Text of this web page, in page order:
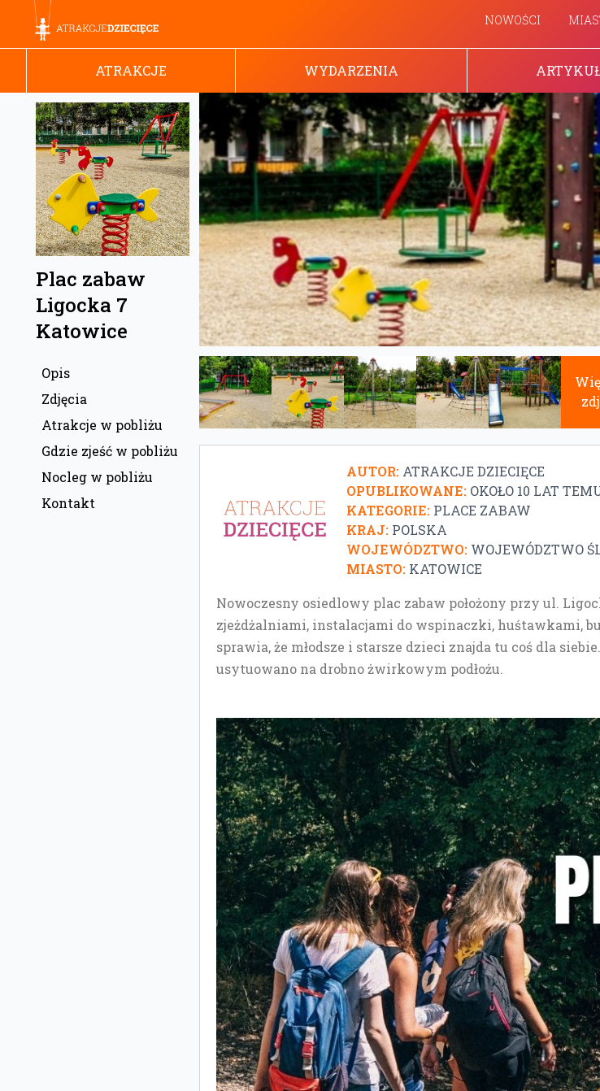
NOWOŚCI
ATRAKCJE WYDARZENIA
Plac zabaw
Ligocka 7
Katowice
Opis
Zdjęcia
Atrakcje w pobliżu
Gdzie zjeść w pobliżu
Nocleg w pobliżu
Kontakt
AUTOR: ATRAKCJE DZIECIĘCE
OPUBLIKOWANE: OKOŁO 10 LAT
KATEGORIE: PLACE ZABAW
KRAJ: POLSKA
WOJEWÓDZTWO: WOJEWÓDZTWO
MIASTO: KATOWICE
Nowoczesny osiedlowy plac zabaw położony przy ul.
zjeżdżalniami, instalacjami do wspinaczki, huśtawkami,
sprawia, że młodsze i starsze dzieci znajda tu coś dla
usytuowano na drobno żwirkowym podłożu.